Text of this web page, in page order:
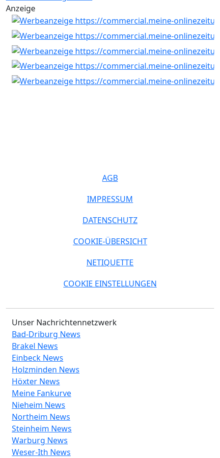
Anzeige
AGB
IMPRESSUM
DATENSCHUTZ
COOKIE-ÜBERSICHT
NETIQUETTE
COOKIE EINSTELLUNGEN
Unser Nachrichtennetzwerk
Bad-Driburg News
Brakel News
Einbeck News
Holzminden News
Höxter News
Meine Fankurve
Nieheim News
Northeim News
Steinheim News
Warburg News
Weser-Ith News